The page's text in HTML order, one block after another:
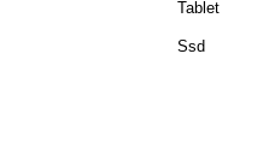
Tablet
Ssd